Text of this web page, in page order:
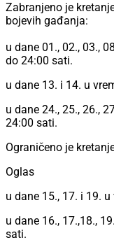
Zabranjeno je
bojevih gađanja:
u dane 01., 02., 03.,
do 24:00 sati.
u dane 13. i 14. u
u dane 24., 25., 26.,
24:00 sati.
Ograničeno je
Oglas
u dane 15., 17. i 19.
u dane 16., 17.,18.,
sati.